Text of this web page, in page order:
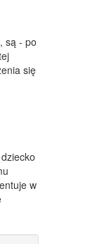
są - po
się
w